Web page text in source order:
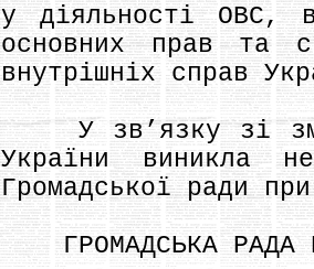
у діяльності ОВС,
основних прав та
внутрішніх справ
У зв’язку зі
України виникла
Громадської ради
ГРОМАДСЬКА РАДА